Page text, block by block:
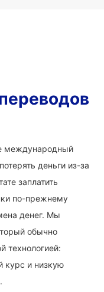
международный
деньги из-за
заплатить
по-прежнему
денег. Мы
обычно
технологией:
курс и низкую